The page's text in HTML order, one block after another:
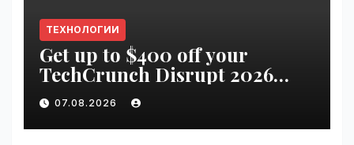
ТЕХНОЛОГИИ
Get up to $400 off your
TechCrunch Disrupt 2026
pass until tomorrow |
VseTime.ru
07.08.2026